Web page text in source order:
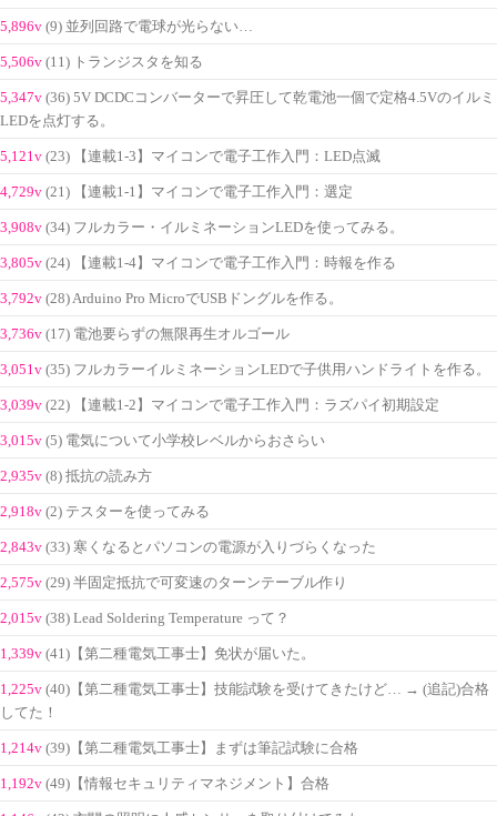
5,896v (9) 並列回路で電球が光らない…
5,506v (11) トランジスタを知る
5,347v (36) 5V DCDCコンバーターで昇圧して乾電池一個で定格4.5Vのイルミ
LEDを点灯する。
5,121v (23) 【連載1-3】マイコンで電子工作入門：LED点滅
4,729v (21) 【連載1-1】マイコンで電子工作入門：選定
3,908v (34) フルカラー・イルミネーションLEDを使ってみる。
3,805v (24) 【連載1-4】マイコンで電子工作入門：時報を作る
3,792v (28) Arduino Pro MicroでUSBドングルを作る。
3,736v (17) 電池要らずの無限再生オルゴール
3,051v (35) フルカラーイルミネーションLEDで子供用ハンドライトを作る。
3,039v (22) 【連載1-2】マイコンで電子工作入門：ラズパイ初期設定
3,015v (5) 電気について小学校レベルからおさらい
2,935v (8) 抵抗の読み方
2,918v (2) テスターを使ってみる
2,843v (33) 寒くなるとパソコンの電源が入りづらくなった
2,575v (29) 半固定抵抗で可変速のターンテーブル作り
2,015v (38) Lead Soldering Temperature って？
1,339v (41)【第二種電気工事士】免状が届いた。
1,225v (40)【第二種電気工事士】技能試験を受けてきたけど… → (追記)合格
してた！
1,214v (39)【第二種電気工事士】まずは筆記試験に合格
1,192v (49)【情報セキュリティマネジメント】合格